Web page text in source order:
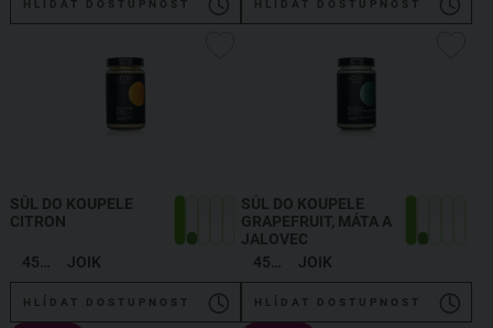
HLÍDAT DOSTUPNOST HLÍDAT DOSTUPNOST
SŮL DO KOUPELE
CITRON
JOIK
HLÍDAT DOSTUPNOST
SŮL DO KOUPELE
GRAPEFRUIT, MÁTA A
JALOVEC
JOIK
HLÍDAT DOSTUPNOST